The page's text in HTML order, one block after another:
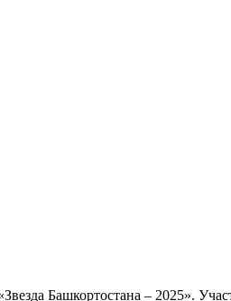
Башкортостана – 2025».